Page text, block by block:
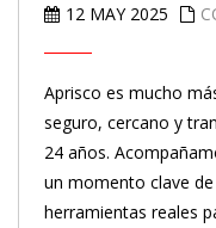
12 MAY 2025
Aprisco es mucho
seguro, cercano y
24 años.
un momento clave
herramientas reales